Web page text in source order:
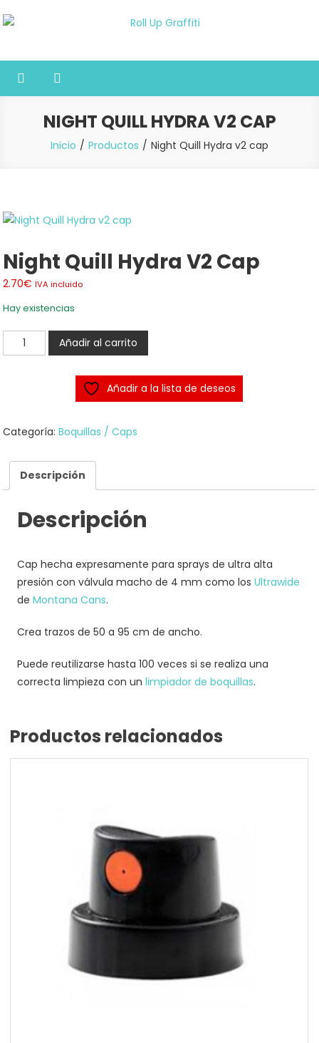
al
artes
NIGHT QUILL HYDRA V2 CAP
Inicio Productos Night Quill Hydra v2 cap
Night Quill Hydra V2 Cap
2.70€ IVA incluido
Hay existencias
Night
Quill
cantidad
Añadir al carrito
Añadir a la lista de deseos
Categoría:Boquillas / Caps
Descripción
Descripción
Cap hecha expresamente para sprays de ultra alta
presión con válvula macho de 4 mm como losUltrawide
deMontana Cans.
Crea trazos de 50 a 95 cm de ancho.
Puede reutilizarse hasta 100 veces si se realiza una
correcta limpieza con unlimpiador de boquillas.
Productos relacionados